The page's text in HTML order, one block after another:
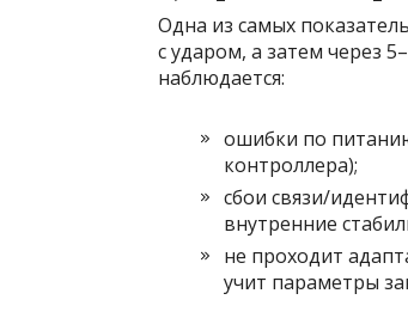
Одна из самых
с ударом, а затем через
наблюдается:
ошибки по
контроллера);
сбои связи/
внутренние
не проходит
учит параметры